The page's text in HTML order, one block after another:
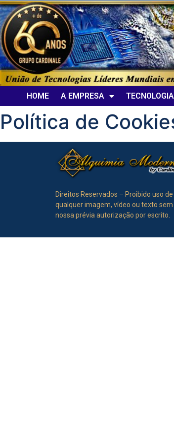
HOME A EMPRESA TECNOLOGIA
Política de
Direitos Reservados – Proibido uso de
qualquer imagem, vídeo ou texto sem
nossa prévia autorização por escrito.